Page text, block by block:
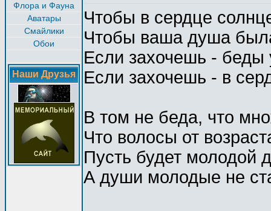
Флора и Фауна
Аватары
Смайлики
Обои
Наши Друзья
Чтобы в сердце
Чтобы ваша душа
Если захочешь - беды
Если захочешь - в
В том не беда, что
Что волосы от
Пусть будет молодой
А души молодые не